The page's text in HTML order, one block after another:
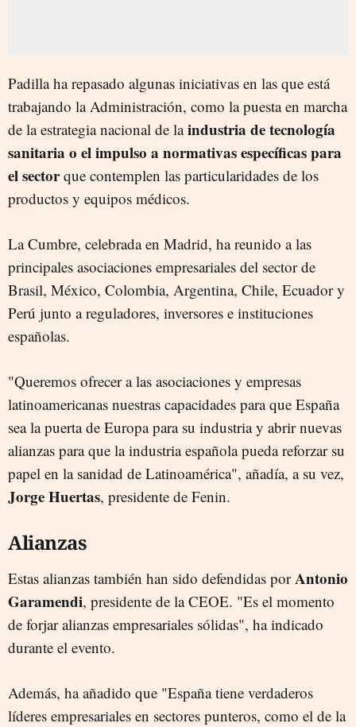
Padilla ha repasado algunas iniciativas en las que está
trabajando la Administración, como la puesta en marcha
de la estrategia nacional de laindustria de tecnología
sanitaria o el impulso a normativas específicas para
el sectorque contemplen las particularidades de los
productos y equipos médicos.
La Cumbre, celebrada en Madrid, ha reunido a las
principales asociaciones empresariales del sector de
Brasil, México, Colombia, Argentina, Chile, Ecuador y
Perú junto a reguladores, inversores e instituciones
españolas.
"Queremos ofrecer a las asociaciones y empresas
latinoamericanas nuestras capacidades para que España
sea la puerta de Europa para su industria y abrir nuevas
alianzas para que la industria española pueda reforzar su
papel en la sanidad de Latinoamérica", añadía, a su vez,
Jorge Huertas, presidente de Fenin.
Alianzas
Estas alianzas también han sido defendidas porAntonio
Garamendi, presidente de la CEOE. "Es el momento
de forjar alianzas empresariales sólidas", ha indicado
durante el evento.
Además, ha añadido que "España tiene verdaderos
líderes empresariales en sectores punteros, como el de la